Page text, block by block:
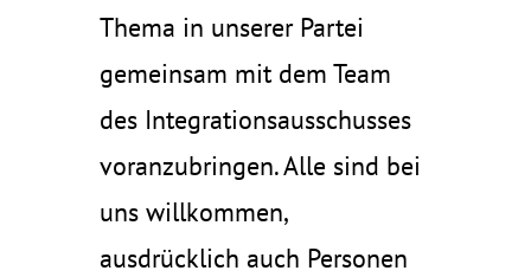
Thema in unserer Partei
gemeinsam mit dem Team
des Integrationsausschusses
voranzubringen. Alle sind bei
uns willkommen,
ausdrücklich auch Personen